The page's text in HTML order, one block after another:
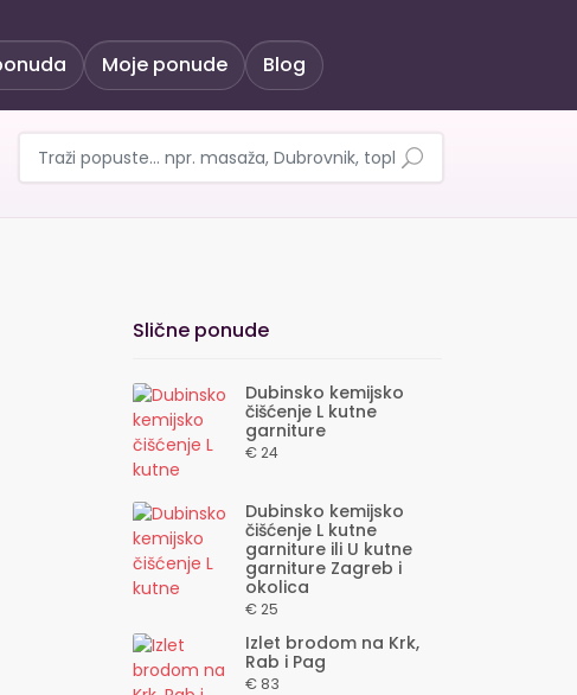
Moje ponude Blog
ili trosjeda,
Slične ponude
Dubinsko kemijsko
čišćenje L kutne
garniture
€ 24
Dubinsko kemijsko
čišćenje L kutne
garniture ili U kutne
garniture Zagreb i
okolica
€ 25
Izlet brodom na Krk,
Rab i Pag
€ 83